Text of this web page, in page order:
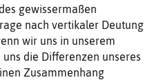
gewissermaßen
nach vertikaler Deutung
wir uns in unserem
die Differenzen unseres
Zusammenhang